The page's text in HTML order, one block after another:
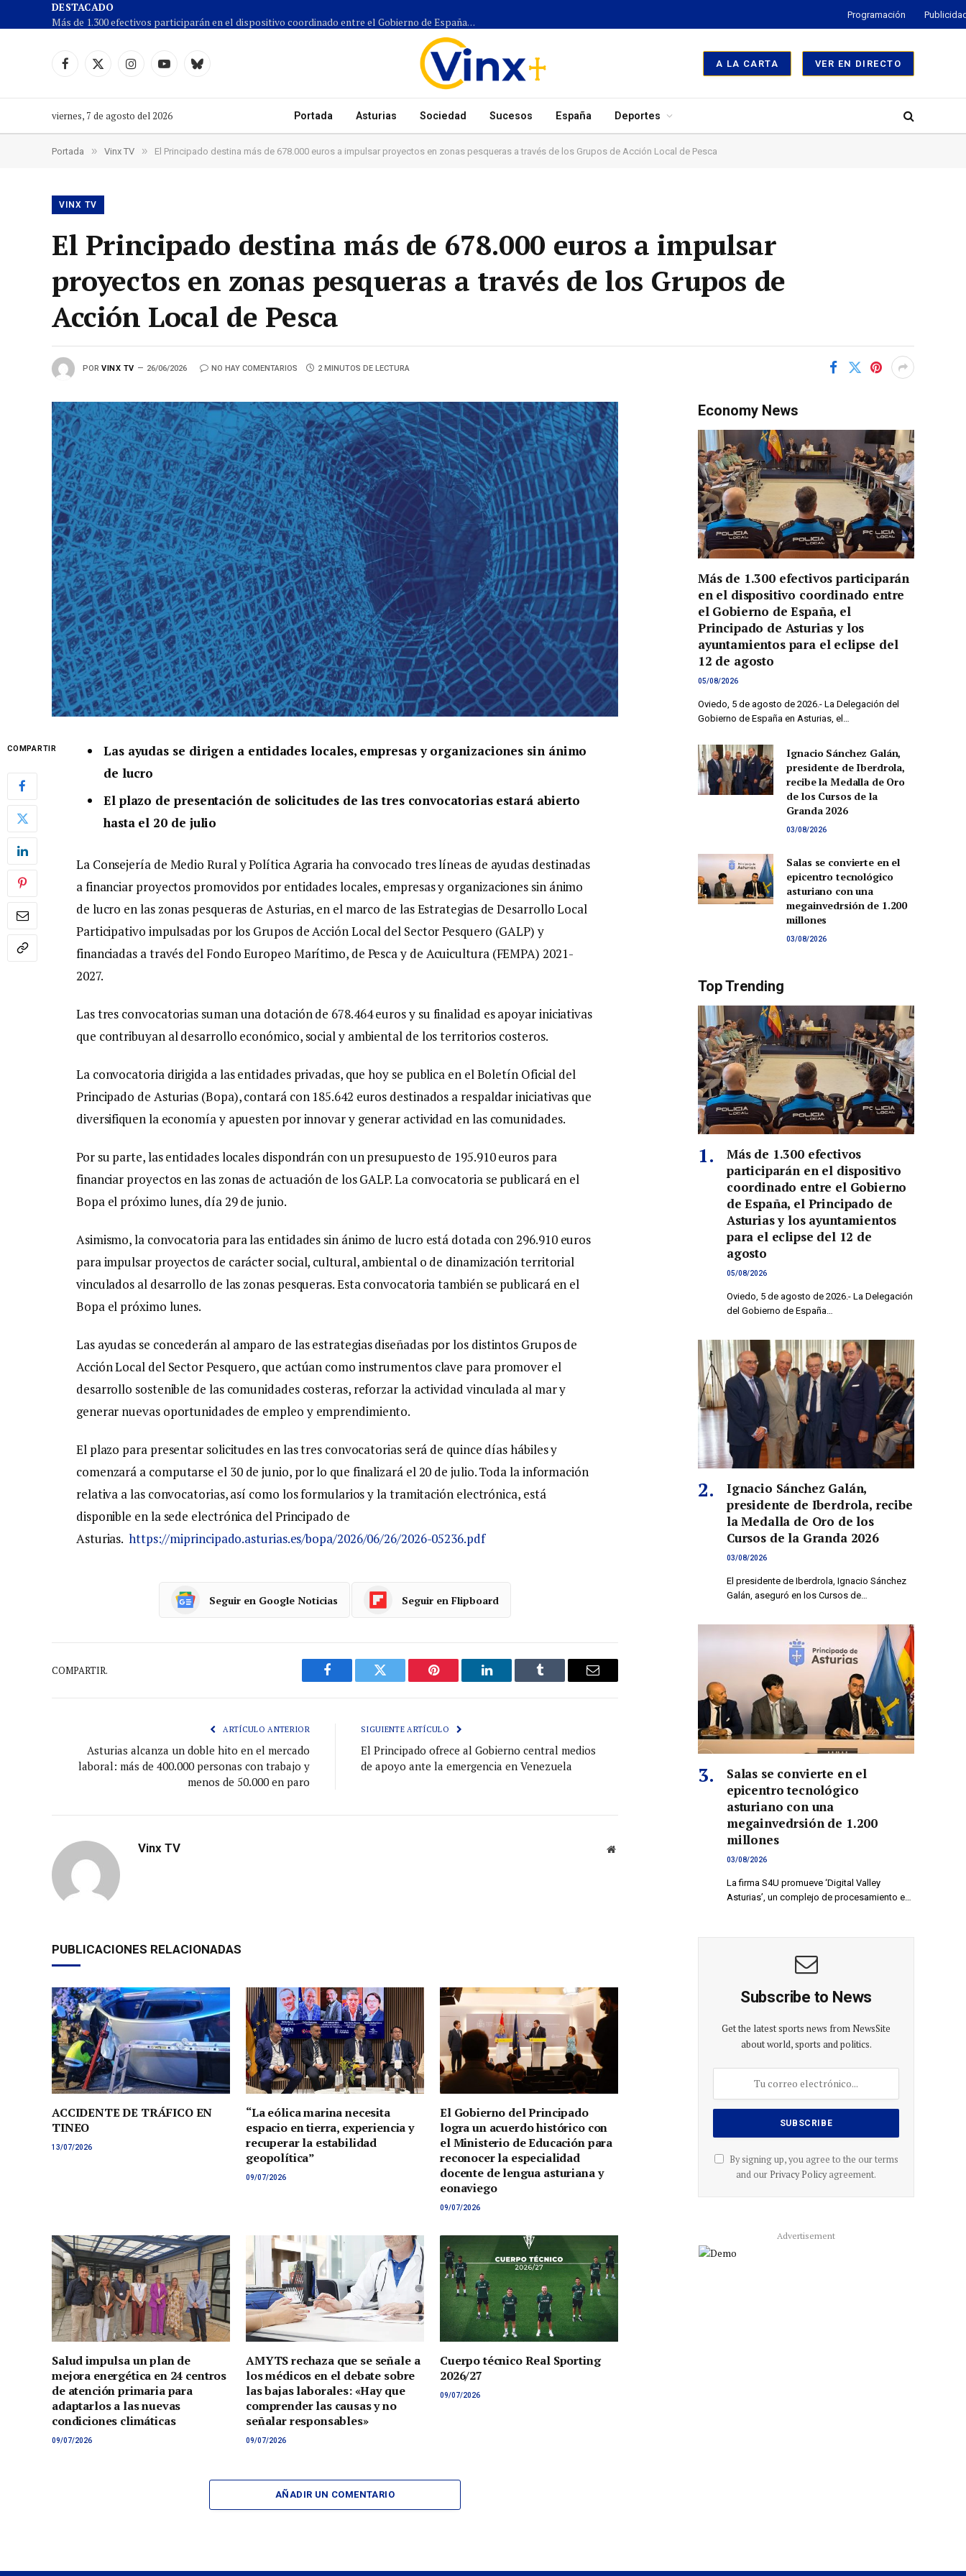
DESTACADO
Más de 1.300 efectivos participarán en el dispositivo coordinado entre el Gobierno de España, el Principado de Asturias y los ayuntamientos para el eclipse del 12 de agosto
Programación
Facebook
X
InstagramYouTubeCielo
A LA CARTA VER EN DIRECTO
viernes, 7 de agosto del 2026 Portada Asturias Sociedad Sucesos España Deportes
Portada » Vinx TV » El Principado destina más de 678.000 euros a impulsar proyectos en zonas pesqueras a través de los Grupos de Acción Local de Pesca
VINX TV
El Principado destina más de 678.000 euros a impulsar
proyectos en zonas pesqueras a través de los Grupos de
Acción Local de Pesca
POR VINX TV 26/06/2026 NO HAY COMENTARIOS 2 MINUTOS DE LECTURA
COMPARTIR
Las ayudas se dirigen a entidades locales, empresas y organizaciones sin ánimo
de lucro
El plazo de presentación de solicitudes de las tres convocatorias estará abierto
hasta el 20 de julio
La Consejería de Medio Rural y Política Agraria ha convocado tres líneas de ayudas destinadas
a financiar proyectos promovidos por entidades locales, empresas y organizaciones sin ánimo
de lucro en las zonas pesqueras de Asturias, en el marco de las Estrategias de Desarrollo Local
Participativo impulsadas por los Grupos de Acción Local del Sector Pesquero (GALP) y
financiadas a través del Fondo Europeo Marítimo, de Pesca y de Acuicultura (FEMPA) 2021-
2027.
Las tres convocatorias suman una dotación de 678.464 euros y su finalidad es apoyar iniciativas
que contribuyan al desarrollo económico, social y ambiental de los territorios costeros.
La convocatoria dirigida a las entidades privadas, que hoy se publica en el Boletín Oficial del
Principado de Asturias (Bopa), contará con 185.642 euros destinados a respaldar iniciativas que
diversifiquen la economía y apuesten por innovar y generar actividad en las comunidades.
Por su parte, las entidades locales dispondrán con un presupuesto de 195.910 euros para
financiar proyectos en las zonas de actuación de los GALP. La convocatoria se publicará en el
Bopa el próximo lunes, día 29 de junio.
Asimismo, la convocatoria para las entidades sin ánimo de lucro está dotada con 296.910 euros
para impulsar proyectos de carácter social, cultural, ambiental o de dinamización territorial
vinculados al desarrollo de las zonas pesqueras. Esta convocatoria también se publicará en el
Bopa el próximo lunes.
Las ayudas se concederán al amparo de las estrategias diseñadas por los distintos Grupos de
Acción Local del Sector Pesquero, que actúan como instrumentos clave para promover el
desarrollo sostenible de las comunidades costeras, reforzar la actividad vinculada al mar y
generar nuevas oportunidades de empleo y emprendimiento.
El plazo para presentar solicitudes en las tres convocatorias será de quince días hábiles y
comenzará a computarse el 30 de junio, por lo que finalizará el 20 de julio. Toda la información
relativa a las convocatorias, así como los formularios y la tramitación electrónica, está
disponible en la sede electrónica del Principado de
Asturias.https://miprincipado.asturias.es/bopa/2026/06/26/2026-05236.pdf
Seguir en Google Noticias Seguir en Flipboard
COMPARTIR.
Facebook Gorjeo Pinterest LinkedIn Tumblr
Correo
ARTÍCULO ANTERIOR
Asturias alcanza un doble hito en el mercado
laboral: más de 400.000 personas con trabajo y
menos de 50.000 en paro
SIGUIENTE ARTÍCULO
El Principado ofrece al Gobierno central medios
de apoyo ante la emergencia en Venezuela
Vinx TV
Sitio
PUBLICACIONES RELACIONADAS
ACCIDENTE DE TRÁFICO EN
TINEO
13/07/2026
“La eólica marina necesita
espacio en tierra, experiencia y
recuperar la estabilidad
geopolítica”
09/07/2026
El Gobierno del Principado
logra un acuerdo histórico con
el Ministerio de Educación para
reconocer la especialidad
docente de lengua asturiana y
eonaviego
09/07/2026
Salud impulsa un plan de
mejora energética en 24 centros
de atención primaria para
adaptarlos a las nuevas
condiciones climáticas
09/07/2026
AMYTS rechaza que se señale a
los médicos en el debate sobre
las bajas laborales: «Hay que
comprender las causas y no
señalar responsables»
09/07/2026
Cuerpo técnico Real Sporting
2026/27
09/07/2026
AÑADIR UN COMENTARIO
Economy News
Más de 1.300 efectivos participarán
en el dispositivo coordinado entre
el Gobierno de España, el
Principado de Asturias y los
ayuntamientos para el eclipse del
12 de agosto
05/08/2026
Oviedo, 5 de agosto de 2026.- La Delegación del
Gobierno de España en Asturias, el…
Ignacio Sánchez Galán,
presidente de Iberdrola,
recibe la Medalla de Oro
de los Cursos de la
Granda 2026
03/08/2026
Salas se convierte en el
epicentro tecnológico
asturiano con una
megainvedrsión de 1.200
millones
03/08/2026
Top Trending
Más de 1.300 efectivos
participarán en el dispositivo
coordinado entre el Gobierno
de España, el Principado de
Asturias y los ayuntamientos
para el eclipse del 12 de
agosto
05/08/2026
Oviedo, 5 de agosto de 2026.- La Delegación
del Gobierno de España…
Ignacio Sánchez Galán,
presidente de Iberdrola, recibe
la Medalla de Oro de los
Cursos de la Granda 2026
03/08/2026
El presidente de Iberdrola, Ignacio Sánchez
Galán, aseguró en los Cursos de…
Salas se convierte en el
epicentro tecnológico
asturiano con una
megainvedrsión de 1.200
millones
03/08/2026
La firma S4U promueve ‘Digital Valley
Asturias’, un complejo de procesamiento e…
Subscribe to News
Get the latest sports news from NewsSite
about world, sports and politics.
By signing up, you agree to the our terms
and our Privacy Policyagreement.
Advertisement